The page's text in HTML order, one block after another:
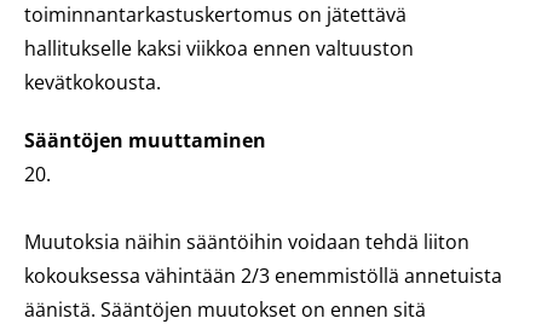
toiminnantarkastuskertomus on jätettävä
hallitukselle kaksi viikkoa ennen valtuuston
kevätkokousta.
Sääntöjen muuttaminen
20.
Muutoksia näihin sääntöihin voidaan tehdä liiton
kokouksessa vähintään 2/3 enemmistöllä annetuista
äänistä. Sääntöjen muutokset on ennen sitä